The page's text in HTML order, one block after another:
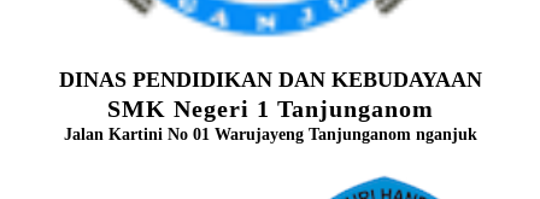
DINAS PENDIDIKAN DAN KEBUDAYAAN
SMK Negeri 1 Tanjunganom
Jalan Kartini No 01 Warujayeng Tanjunganom nganjuk